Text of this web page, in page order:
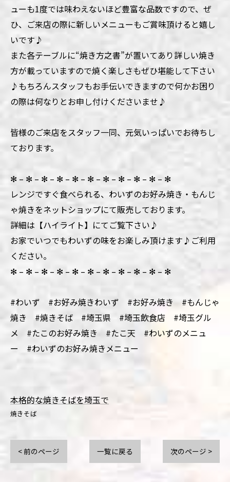
ューも1度では味わえないほど豊富な品数ですので、ぜ
ひ、ご来店の際に新しいメニューもご賞味頂けると嬉し
いです♪
また各テーブルに“焼き方之書”が置いてあり詳しい焼き
方が載っていますので焼く楽しさもぜひ堪能して下さい
♪もちろんスタッフもお手伝いできますので何かお困り
の際は何なりとお申し付けくださいませ♪
皆様のご来店をスタッフ一同、元気いっぱいでお待ちし
ております。
✻ – ✻ – ✻ – ✻ – ✻ – ✻ – ✻ – ✻ – ✻ – ✻ – ✻
レンジですぐ食べられる、わいずのお好み焼き・もんじ
ゃ焼きをネットショップにて販売しております。
詳細は【ハイライト】にてご覧下さい♪
お家でいつでもわいずの味をお楽しみ頂けます♪ご利用
ください。
✻ – ✻ – ✻ – ✻ – ✻ – ✻ – ✻ – ✻ – ✻ – ✻ – ✻
#わいず #お好み焼きわいず #お好み焼き #もんじゃ
焼き #焼きそば #埼玉県 #埼玉飲食店 #埼玉グル
メ #たこのお好み焼き #たこ天 #わいずのメニュ
ー #わいずのお好み焼きメニュー
本格的な焼きそばを埼玉で
焼きそば
< 前のページ 一覧に戻る 次のページ >